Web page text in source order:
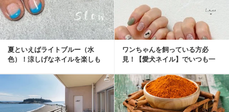
夏といえばライトブルー（水
色）！涼しげなネイルを楽しも
ワンちゃんを飼っている方必
見！【愛犬ネイル】でいつも一